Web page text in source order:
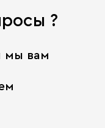
?
мы вам